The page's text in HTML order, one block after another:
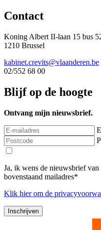
Contact
Koning Albert II-laan 15 bus
1210 Brussel
kabinet.crevits@vlaanderen.be
02/552 68 00
Blijf op de hoogte
Ontvang mijn nieuwsbrief.
Ja, ik wens de nieuwsbrief
bovenstaand mailadres*
Klik hierom de